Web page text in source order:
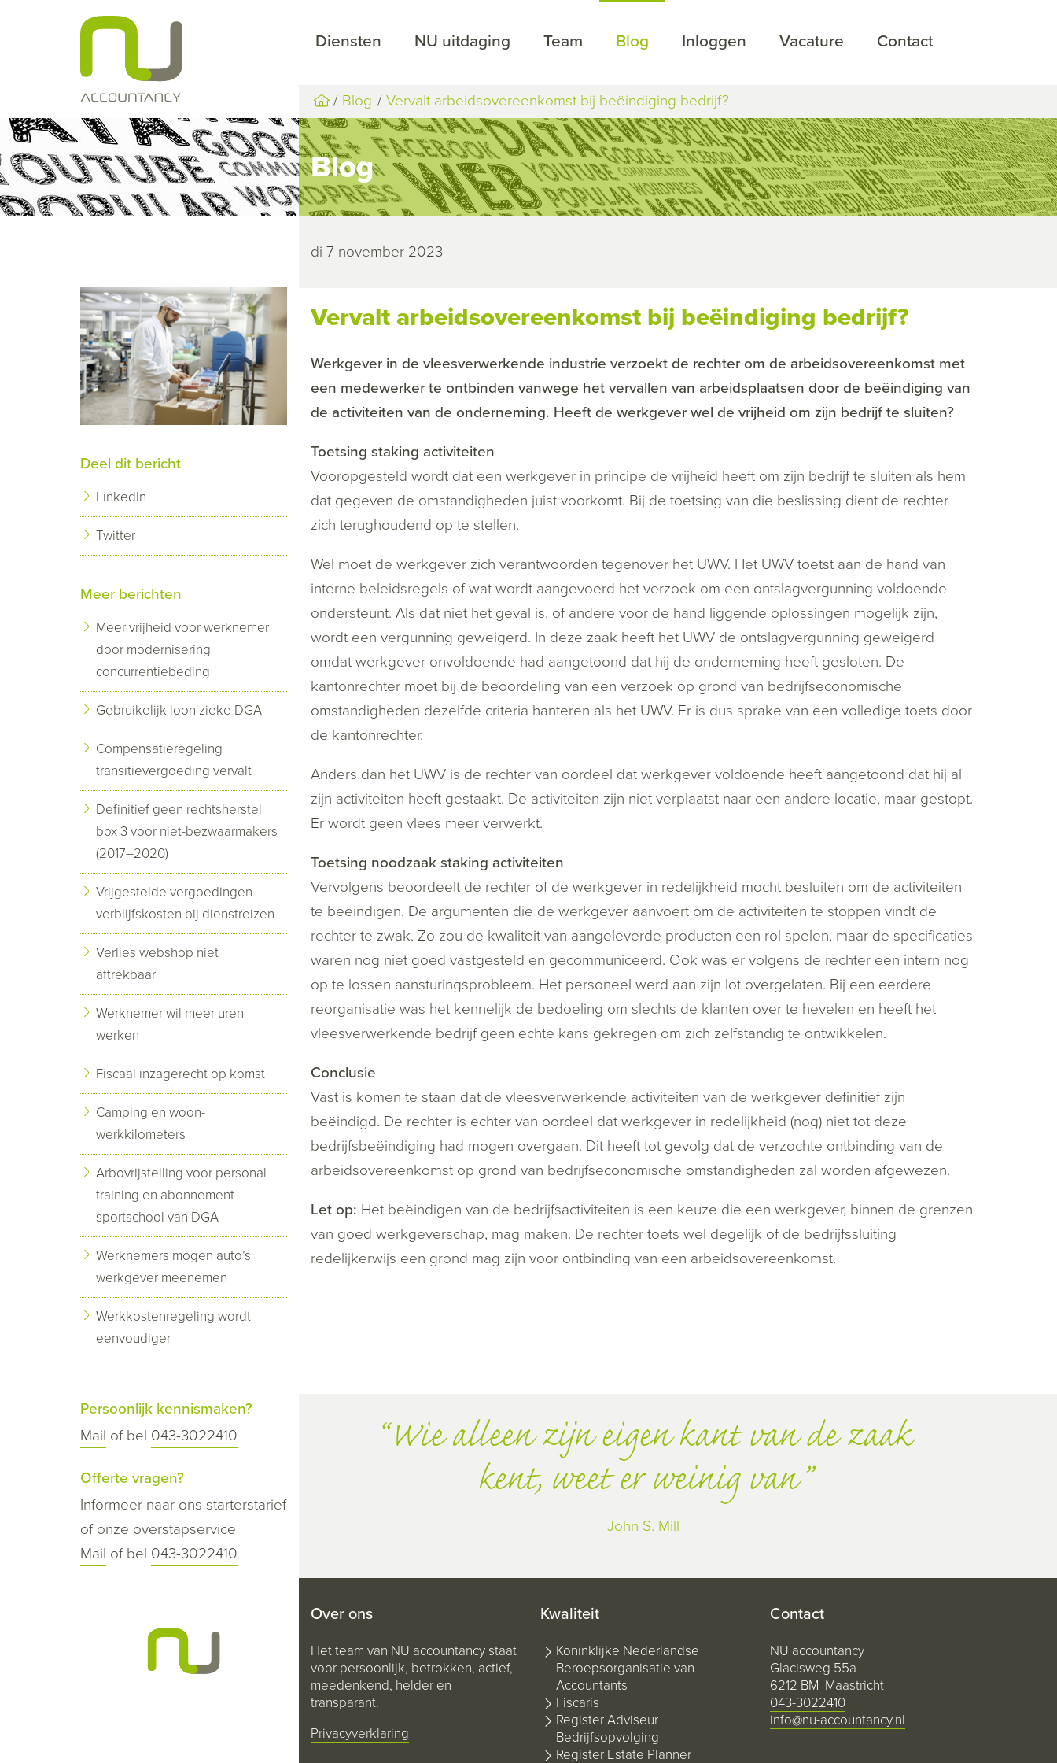
Diensten NU uitdaging Team Blog Inloggen Vacature Contact
Blog Vervalt arbeidsovereenkomst bij beëindiging bedrijf?
Blog
di 7 november 2023
Vervalt arbeidsovereenkomst bij beëindiging bedrijf?
Werkgever in de vleesverwerkende industrie verzoekt de rechter om de arbeidsovereenkomst met
een medewerker te ontbinden vanwege het vervallen van arbeidsplaatsen door de beëindiging van
de activiteiten van de onderneming. Heeft de werkgever wel de vrijheid om zijn bedrijf te sluiten?
Toetsing staking activiteiten
Vooropgesteld wordt dat een werkgever in principe de vrijheid heeft om zijn bedrijf te sluiten als hem
dat gegeven de omstandigheden juist voorkomt. Bij de toetsing van die beslissing dient de rechter
zich terughoudend op te stellen.
Wel moet de werkgever zich verantwoorden tegenover het UWV. Het UWV toetst aan de hand van
interne beleidsregels of wat wordt aangevoerd het verzoek om een ontslagvergunning voldoende
ondersteunt. Als dat niet het geval is, of andere voor de hand liggende oplossingen mogelijk zijn,
wordt een vergunning geweigerd. In deze zaak heeft het UWV de ontslagvergunning geweigerd
omdat werkgever onvoldoende had aangetoond dat hij de onderneming heeft gesloten. De
kantonrechter moet bij de beoordeling van een verzoek op grond van bedrijfseconomische
omstandigheden dezelfde criteria hanteren als het UWV. Er is dus sprake van een volledige toets door
de kantonrechter.
Anders dan het UWV is de rechter van oordeel dat werkgever voldoende heeft aangetoond dat hij al
zijn activiteiten heeft gestaakt. De activiteiten zijn niet verplaatst naar een andere locatie, maar gestopt.
Er wordt geen vlees meer verwerkt.
Toetsing noodzaak staking activiteiten
Vervolgens beoordeelt de rechter of de werkgever in redelijkheid mocht besluiten om de activiteiten
te beëindigen. De argumenten die de werkgever aanvoert om de activiteiten te stoppen vindt de
rechter te zwak. Zo zou de kwaliteit van aangeleverde producten een rol spelen, maar de specificaties
waren nog niet goed vastgesteld en gecommuniceerd. Ook was er volgens de rechter een intern nog
op te lossen aansturingsprobleem. Het personeel werd aan zijn lot overgelaten. Bij een eerdere
reorganisatie was het kennelijk de bedoeling om slechts de klanten over te hevelen en heeft het
vleesverwerkende bedrijf geen echte kans gekregen om zich zelfstandig te ontwikkelen.
Conclusie
Vast is komen te staan dat de vleesverwerkende activiteiten van de werkgever definitief zijn
beëindigd. De rechter is echter van oordeel dat werkgever in redelijkheid (nog) niet tot deze
bedrijfsbeëindiging had mogen overgaan. Dit heeft tot gevolg dat de verzochte ontbinding van de
arbeidsovereenkomst op grond van bedrijfseconomische omstandigheden zal worden afgewezen.
Let op: Het beëindigen van de bedrijfsactiviteiten is een keuze die een werkgever, binnen de grenzen
van goed werkgeverschap, mag maken. De rechter toets wel degelijk of de bedrijfssluiting
redelijkerwijs een grond mag zijn voor ontbinding van een arbeidsovereenkomst.
Deel dit bericht
LinkedIn
Twitter
Meer berichten
Meer vrijheid voor werknemer
door modernisering
concurrentiebeding
Gebruikelijk loon zieke DGA
Compensatieregeling
transitievergoeding vervalt
Definitief geen rechtsherstel
box 3 voor niet-bezwaarmakers
(2017–2020)
Vrijgestelde vergoedingen
verblijfskosten bij dienstreizen
Verlies webshop niet
aftrekbaar
Werknemer wil meer uren
werken
Fiscaal inzagerecht op komst
Camping en woon-
werkkilometers
Arbovrijstelling voor personal
training en abonnement
sportschool van DGA
Werknemers mogen auto’s
werkgever meenemen
Werkkostenregeling wordt
eenvoudiger
Persoonlijk kennismaken?
Mail of bel 043-3022410
Offerte vragen?
Informeer naar ons starterstarief
of onze overstapservice
Mail of bel 043-3022410
Wie alleen zijn eigen kant van de zaak
kent, weet er weinig van
John S. Mill
Over ons
Het team van NU accountancy staat
voor persoonlijk, betrokken, actief,
meedenkend, helder en
transparant.
Privacyverklaring
Kwaliteit
Koninklijke Nederlandse
Beroepsorganisatie van
Accountants
Fiscaris
Register Adviseur
Bedrijfsopvolging
Register Estate Planner
Contact
NU accountancy
Glacisweg 55a
6212 BM Maastricht
043-3022410
info@nu-accountancy.nl